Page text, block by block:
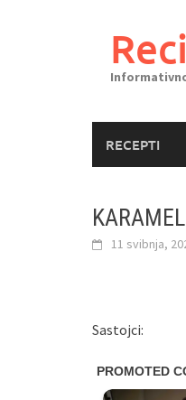
RECEPTI
11 svibnja,
Sastojci: